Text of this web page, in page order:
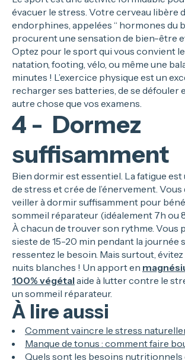
évacuer le stress. Votre cerveau libère
endorphines, appelées “ hormones du
procurent une sensation de bien-être
Optez pour le sport qui vous convient le
natation, footing, vélo, ou même une
minutes ! L’exercice physique est un
recharger ses batteries, de se défouler
autre chose que vos examens.
4 - Dormez
suffisamment
Bien dormir est essentiel. La fatigue
de stress et crée de l’énervement. Vous
veiller à dormir suffisamment pour
sommeil réparateur (idéalement 7h ou
À chacun de trouver son rythme. Vous
sieste de 15-20 min pendant la journée
ressentez le besoin. Mais surtout, évitez
nuits blanches ! Un apport en
100% végétal aide à lutter contre le
un sommeil réparateur.
À lire aussi
Comment vaincre le stress
Manque de tonus : comment faire
Quels sont les besoins